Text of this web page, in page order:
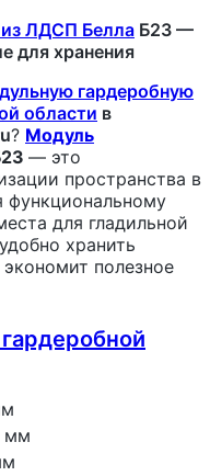
ЛДСП Белла Б23 —
для хранения
гардеробную
области в
? Модуль
— это
пространства в
функциональному
для гладильной
хранить
полезное
мм